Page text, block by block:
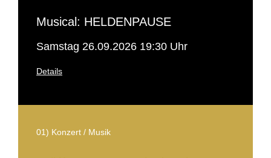
Musical: HELDENPAUSE
Samstag 26.09.2026 19:30 Uhr
Details
01) Konzert / Musik